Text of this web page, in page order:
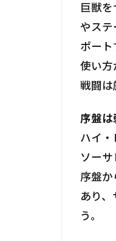
巨獣
やステ
ポー
使い方
戦闘は
序盤は
ハイ・
ソー
序盤か
あり
う。